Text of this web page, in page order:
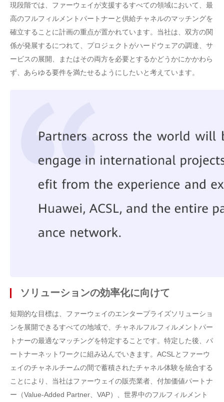
現段階では、ファーウェイが支援するすべての領域において、最
高のフルフィルメントパートナーと供給チャネルのマッチングを
確立することに計画の重点が置かれています。当社は、双方の関
係が発展するにつれて、プロジェクトがハードウェアの調達、サ
ービスの展開、またはその両方を必要とするかどうかにかかわら
ず、あらゆる要件を満たせるようにしたいと考えています。
ソリューションの効率化に向けて
短期的な目標は、ファーウェイのエンタープライズソリューショ
ンを展開できるすべての地域で、チャネルフルフィルメントパー
トナーの最適なマッチングを特定することです。特定した後、パ
ートナーネットワークに組み込んでいきます。ACSLとファーウ
ェイのチャネルチームの間で蓄積されたチャネル体験を統合する
ことにより、当社はファーウェイの販売業者、付加価値パートナ
ー（Value-Added Partner、VAP）、世界中のフルフィルメント